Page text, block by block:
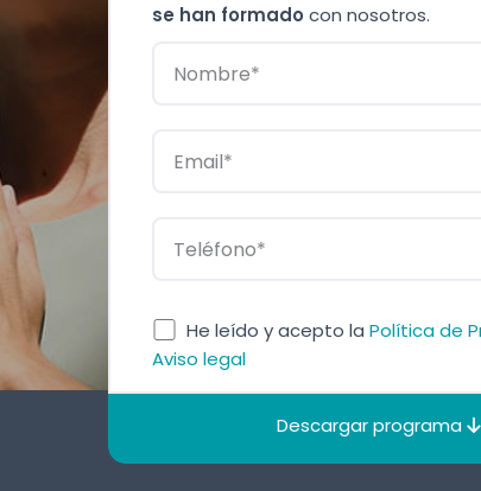
se han formado con nosotros.
He leído y acepto la Política de
Aviso legal
Descargar programa